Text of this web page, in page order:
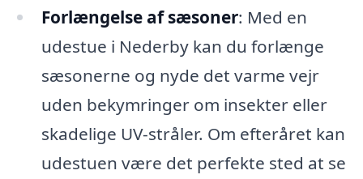
Forlængelse af sæsoner: Med en
udestue i Nederby kan du forlænge
sæsonerne og nyde det varme vejr
uden bekymringer om insekter eller
skadelige UV-stråler. Om efteråret kan
udestuen være det perfekte sted at se